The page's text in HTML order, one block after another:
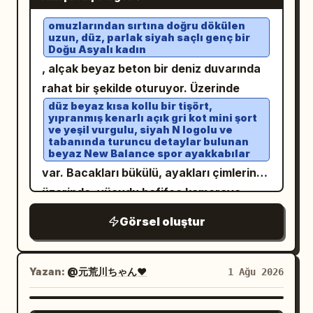
alnına, burun köprüsüne ve ayarlama
yapan ellerinin eklemlerine parlak,
belirgin vurgular düşürürken; çenesinin
altında, çene hattı boyunca ve
smokininin kıvrımlarının derinliklerinde,
nötr bir ortam dolgusuyla dengelenmiş
keskin, kısa ve derin siyah gölgeler
oluşturuyor. Hızlı enstantane hızı, f/2.8
diyafram açıklığı ve ISO 400 kullanılarak
doğrudan bakış açısıyla çekilen dijital
fotoğrafçılık, minimum dijital gürültüyle
özne üzerinde keskin bir odak elde
ediyor. Paparazzi etkili gerçekçi
editoryal tarz, keskin siyah beyaz
yüksek netlik ile post prodüksiyonda
ıslak teraryum yosunu ve çiçek açan
pembe bitkilerden oluşan dev bir
timsahın devasa, hiper-gerçekçi burnuna
yaslanmış durumda. Bu sürreal unsur,
damlayan suları ve karmaşık organik
ağırlığıyla yüksek bütçeli bir pratik efekt
gibi hissettiriyor. Ortam, steril, mat
pastel pembe dikişsiz bir stüdyo fonu.
Aydınlatma, terli cilt üzerinde yoğun
doğrudan ring-flaş tarzında; yüz hatlarını
belirginleştirmek için hafif Rembrandt
yönlü dolgu ışığı ile birleştirilmiş. 70mm
lens ile f/5.6 diyaframda Hasselblad
H6D-100c ile çekildi. Ham gözenek
omuzlarından sırtına doğru dökülen
uzun, düz, parlak siyah saçlı genç bir
Doğu Asyalı kadın
, alçak beyaz beton bir deniz duvarında
rahat bir şekilde oturuyor. Üzerinde
düz beyaz kısa kollu bir tişört,
yıpranmış kenarlı açık gri kot mini şort
ve yeşil vurgulu, siyah N logolu ve
tabanında turuncu detaylar bulunan
beyaz New Balance spor ayakkabılar
var. Bacakları bükülü, ayakları çimlerin
üzerinde, vücudu hafifçe kameraya
nazik, rahat bir gülümseme içinde.
Ön planda yer yer yeşil çimler ve dokulu
planda koyu gri taşlarla kaplı kayalık
bir kıyı şeridi, bulutlu bir gökyüzü
altında hafif okyanus dalgaları, uzakta
yeşil ormanlık tepeler ve dağlar ile sol
Görsel oluştur
Yazan: @元荒川ちゃん❤ 1 Ağu 2026